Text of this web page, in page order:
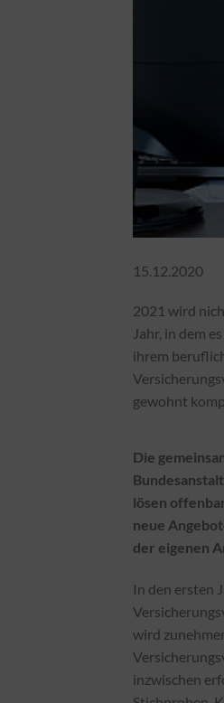
15.12.2020
2021 wird
Jahr, in dem
ihrem
gewohnt
Die
lösen
neue
der eigenen
In den ersten
wird
inzwischen